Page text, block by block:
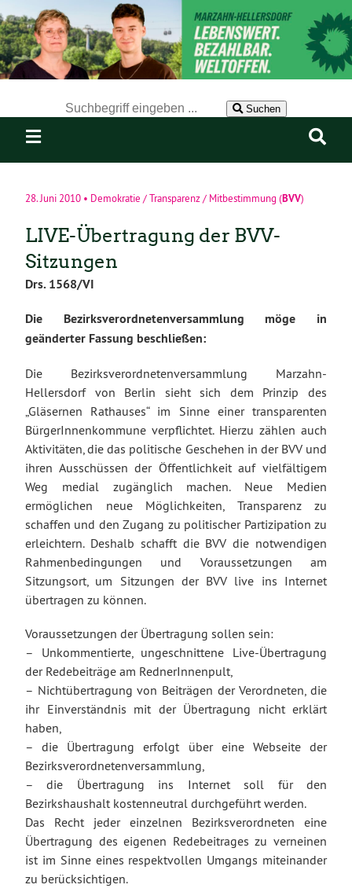
Suchen
28. Juni 2010 • Demokratie / Transparenz / Mitbestimmung (BVV)
LIVE-Übertragung der BVV-
Sitzungen
Drs. 1568/VI
Die Bezirksverordnetenversammlung möge in
geänderter Fassung beschließen:
Die Bezirksverordnetenversammlung Marzahn-
Hellersdorf von Berlin sieht sich dem Prinzip des
„Gläsernen Rathauses“ im Sinne einer transparenten
BürgerInnenkommune verpflichtet. Hierzu zählen auch
Aktivitäten, die das politische Geschehen in der BVV und
ihren Ausschüssen der Öffentlichkeit auf vielfältigem
Weg medial zugänglich machen. Neue Medien
ermöglichen neue Möglichkeiten, Transparenz zu
schaffen und den Zugang zu politischer Partizipation zu
erleichtern. Deshalb schafft die BVV die notwendigen
Rahmenbedingungen und Voraussetzungen am
Sitzungsort, um Sitzungen der BVV live ins Internet
übertragen zu können.
Voraussetzungen der Übertragung sollen sein:
– Unkommentierte, ungeschnittene Live-Übertragung
der Redebeiträge am RednerInnenpult,
– Nichtübertragung von Beiträgen der Verordneten, die
ihr Einverständnis mit der Übertragung nicht erklärt
haben,
– die Übertragung erfolgt über eine Webseite der
Bezirksverordnetenversammlung,
– die Übertragung ins Internet soll für den
Bezirkshaushalt kostenneutral durchgeführt werden.
Das Recht jeder einzelnen Bezirksverordneten eine
Übertragung des eigenen Redebeitrages zu verneinen
ist im Sinne eines respektvollen Umgangs miteinander
zu berücksichtigen.